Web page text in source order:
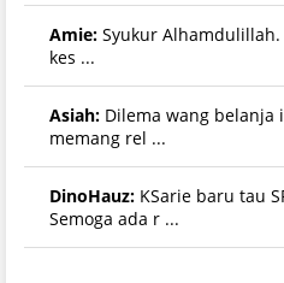
Amie: Syukur
kes ...
Asiah: Dilema wang
memang rel ...
DinoHauz: KSarie baru tau
Semoga ada r ...